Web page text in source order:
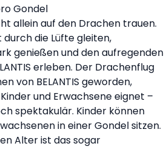
Gondel
allein auf den Drachen trauen.
die Lüfte gleiten,
genießen und den aufregenden
erleben. Der Drachenflug
von BELANTIS geworden,
und Erwachsene eignet –
spektakulär. Kinder können
in einer Gondel sitzen.
Alter ist das sogar